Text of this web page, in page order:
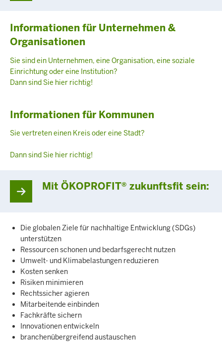
Informationen für Unternehmen &
Organisationen
Sie sind ein Unternehmen, eine Organisation, eine soziale
Einrichtung oder eine Institution?
Dann sind Sie hier richtig!
Informationen für Kommunen
Sie vertreten einen Kreis oder eine Stadt?
Dann sind Sie hier richtig!
Mit ÖKOPROFIT® zukunftsfit sein:
Die globalen Ziele für nachhaltige Entwicklung (SDGs)
unterstützen
Ressourcen schonen und bedarfsgerecht nutzen
Umwelt- und Klimabelastungen reduzieren
Kosten senken
Risiken minimieren
Rechtssicher agieren
Mitarbeitende einbinden
Fachkräfte sichern
Innovationen entwickeln
branchenübergreifend austauschen